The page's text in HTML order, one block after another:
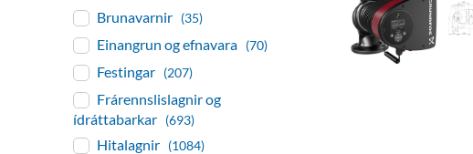
Brunavarnir (35)
Einangrun og efnavara (70)
Festingar (207)
Frárennslislagnir og
ídráttabarkar (693)
Hitalagnir (1084)